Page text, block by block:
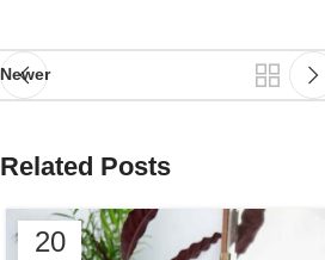
Newer
Related Posts
20